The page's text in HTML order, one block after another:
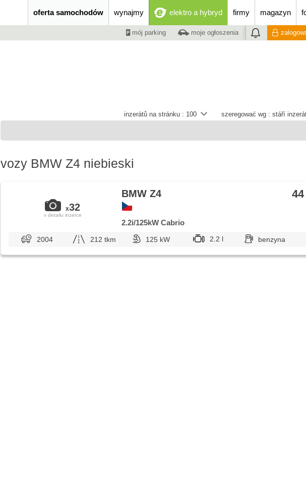
oferta samochodów wynajmy elektro a hybryd firmy magazyn
mój parking moje ogłoszenia
szeregować wg : stáří
inzerátů na stránku : 100
vozy BMW Z4 niebieski
x32
v detailu inzerce
BMW Z4
2.2i/125kW Cabrio
2004 212 tkm 125 kW 2.2 l benzyna